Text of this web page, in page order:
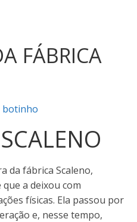
FÁBRICA
botinho
da fábrica Scaleno,
a deixou com
físicas. Ela passou por
e, nesse tempo,